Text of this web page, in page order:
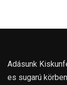
Adásunk
es sugarú